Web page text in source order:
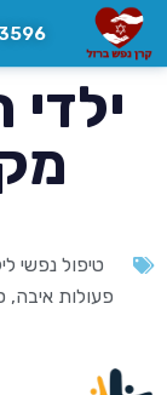
טיפול נפשי
פעולות איבה,